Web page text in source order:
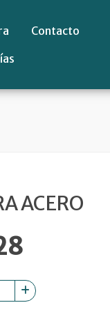
Contacto
ACERO